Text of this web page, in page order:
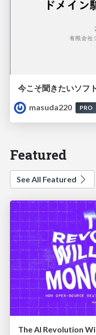
masuda220
PRO
Featured
See All Featured